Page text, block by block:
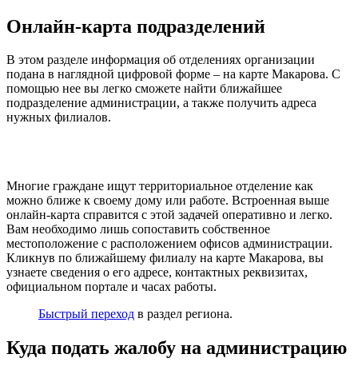
Онлайн-карта подразделений
В этом разделе информация об отделениях организации
подана в наглядной цифровой форме – на карте Макарова. С
помощью нее вы легко сможете найти ближайшее
подразделение администрации, а также получить адреса
нужных филиалов.
Многие граждане ищут территориальное отделение как
можно ближе к своему дому или работе. Встроенная выше
онлайн-карта справится с этой задачей оперативно и легко.
Вам необходимо лишь сопоставить собственное
местоположение с расположением офисов администрации.
Кликнув по ближайшему филиалу на карте Макарова, вы
узнаете сведения о его адресе, контактных реквизитах,
официальном портале и часах работы.
Быстрый переход в раздел региона.
Куда подать жалобу на администрацию